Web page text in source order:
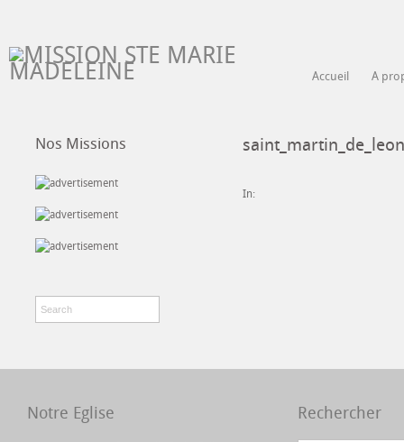
Accueil A
saint_martin_de_leon
In:
Nos Missions
Notre Eglise Rechercher